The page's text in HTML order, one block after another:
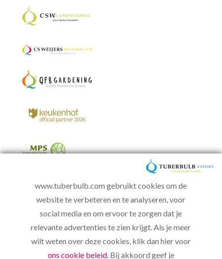
www.tuberbulb.com gebruikt cookies om de
website te verbeteren en te analyseren, voor
social media en om ervoor te zorgen dat je
relevante advertenties te zien krijgt. Als je meer
wilt weten over deze cookies, klik dan hier voor
ons cookie beleid. Bij akkoord geef je